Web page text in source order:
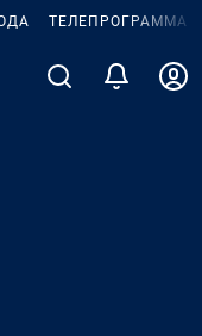
ТЕЛЕПРОГРАММА